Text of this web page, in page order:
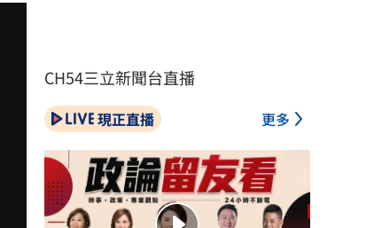
CH54三立新聞台直播
現正直播 更多